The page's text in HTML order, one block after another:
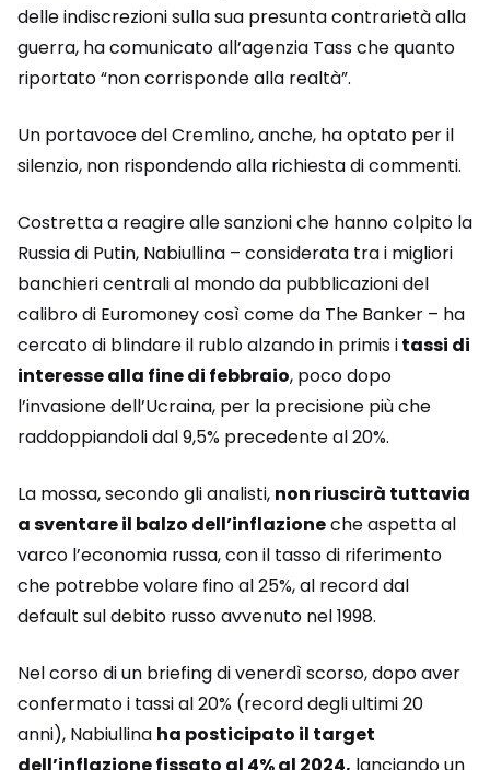
delle indiscrezioni sulla sua presunta contrarietà alla
guerra, ha comunicato all’agenzia Tass che quanto
riportato “non corrisponde alla realtà”.
Un portavoce del Cremlino, anche, ha optato per il
silenzio, non rispondendo alla richiesta di commenti.
Costretta a reagire alle sanzioni che hanno colpito la
Russia di Putin, Nabiullina – considerata tra i migliori
banchieri centrali al mondo da pubblicazioni del
calibro di Euromoney così come da The Banker – ha
cercato di blindare il rublo alzando in primis itassi di
interesse alla fine di febbraio, poco dopo
l’invasione dell’Ucraina, per la precisione più che
raddoppiandoli dal 9,5% precedente al 20%.
La mossa, secondo gli analisti, non riuscirà tuttavia
a sventare il balzo dell’inflazioneche aspetta al
varco l’economia russa, con il tasso di riferimento
che potrebbe volare fino al 25%, al record dal
default sul debito russo avvenuto nel 1998.
Nel corso di un briefing di venerdì scorso, dopo aver
confermato i tassi al 20% (record degli ultimi 20
anni), Nabiullina ha posticipato il target